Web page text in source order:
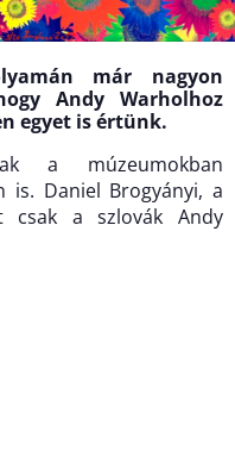
már nagyon
Andy Warholhoz
egyet is értünk.
a múzeumokban
is. Daniel Brogyányi, a
csak a szlovák Andy